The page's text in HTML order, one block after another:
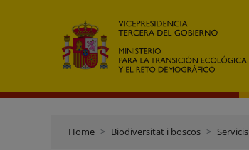
Home Biodiversitat i boscos Servicis